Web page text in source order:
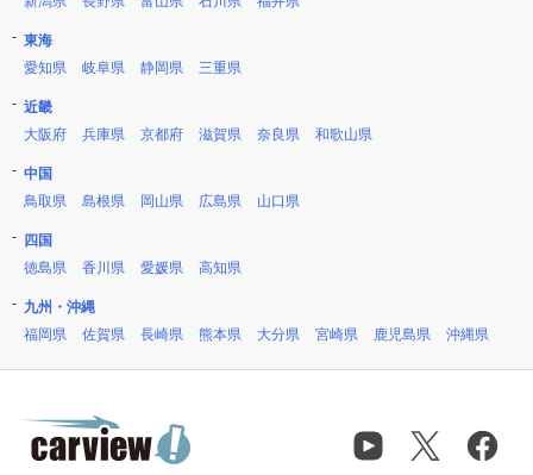
東海
愛知県
岐阜県 静岡県 三重県
近畿
大阪府
兵庫県 京都府 滋賀県 奈良県 和歌山県
中国
鳥取県
島根県 岡山県 広島県 山口県
四国
徳島県
香川県 愛媛県 高知県
九州・沖縄
福岡県
佐賀県 長崎県 熊本県 大分県 宮崎県 鹿児島県 沖縄県